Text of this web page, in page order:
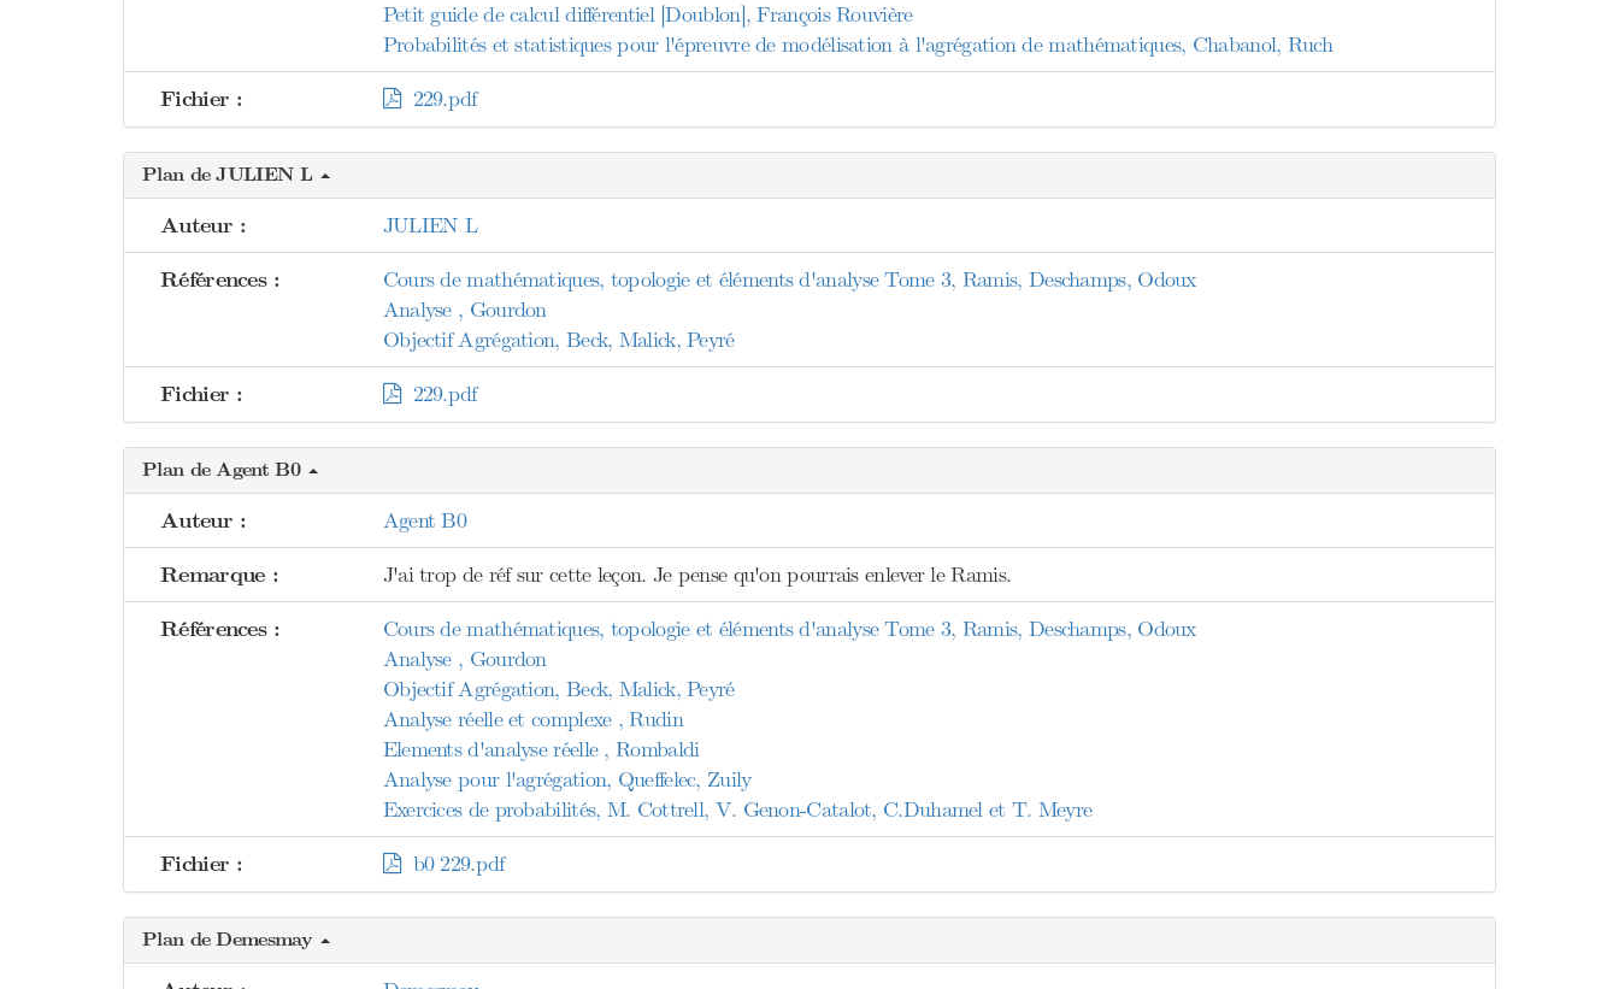
Petit guide de calcul différentiel [Doublon], François Rouvière
Probabilités et statistiques pour l'épreuvre de modélisation à l'agrégation de mathématiques, Chabanol, Ruch
Fichier : 229.pdf
Plan de JULIEN L
Auteur : JULIEN L
Références :
Cours de mathématiques, topologie et éléments d'analyse Tome 3, Ramis, Deschamps, Odoux
Analyse , Gourdon
Objectif Agrégation, Beck, Malick, Peyré
Fichier : 229.pdf
Plan de Agent B0
Auteur : Agent B0
Remarque : J'ai trop de réf sur cette leçon. Je pense qu'on pourrais enlever le Ramis.
Références :
Cours de mathématiques, topologie et éléments d'analyse Tome 3, Ramis, Deschamps, Odoux
Analyse , Gourdon
Objectif Agrégation, Beck, Malick, Peyré
Analyse réelle et complexe , Rudin
Elements d'analyse réelle , Rombaldi
Analyse pour l'agrégation, Queffelec, Zuily
Exercices de probabilités, M. Cottrell, V. Genon-Catalot, C.Duhamel et T. Meyre
Fichier : b0 229.pdf
Plan de Demesmay